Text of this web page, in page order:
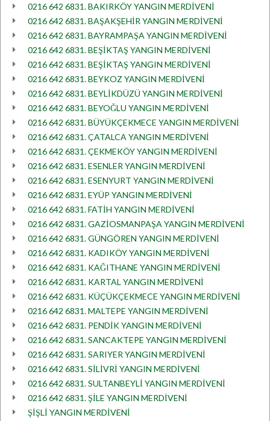
0216 642 6831. BAKIRKÖY YANGIN MERDİVENİ
0216 642 6831. BAŞAKŞEHİR YANGIN MERDİVENİ
0216 642 6831. BAYRAMPAŞA YANGIN MERDİVENİ
0216 642 6831. BEŞİKTAŞ YANGIN MERDİVENİ
0216 642 6831. BEŞİKTAŞ YANGIN MERDİVENİ
0216 642 6831. BEYKOZ YANGIN MERDİVENİ
0216 642 6831. BEYLİKDÜZÜ YANGIN MERDİVENİ
0216 642 6831. BEYOĞLU YANGIN MERDİVENİ
0216 642 6831. BÜYÜKÇEKMECE YANGIN MERDİVENİ
0216 642 6831. ÇATALCA YANGIN MERDİVENİ
0216 642 6831. ÇEKMEKÖY YANGIN MERDİVENİ
0216 642 6831. ESENLER YANGIN MERDİVENİ
0216 642 6831. ESENYURT YANGIN MERDİVENİ
0216 642 6831. EYÜP YANGIN MERDİVENİ
0216 642 6831. FATİH YANGIN MERDİVENİ
0216 642 6831. GAZİOSMANPAŞA YANGIN MERDİVENİ
0216 642 6831. GÜNGÖREN YANGIN MERDİVENİ
0216 642 6831. KADIKÖY YANGIN MERDİVENİ
0216 642 6831. KAĞITHANE YANGIN MERDİVENİ
0216 642 6831. KARTAL YANGIN MERDİVENİ
0216 642 6831. KÜÇÜKÇEKMECE YANGIN MERDİVENİ
0216 642 6831. MALTEPE YANGIN MERDİVENİ
0216 642 6831. PENDİK YANGIN MERDİVENİ
0216 642 6831. SANCAKTEPE YANGIN MERDİVENİ
0216 642 6831. SARIYER YANGIN MERDİVENİ
0216 642 6831. SİLİVRİ YANGIN MERDİVENİ
0216 642 6831. SULTANBEYLİ YANGIN MERDİVENİ
0216 642 6831. ŞİLE YANGIN MERDİVENİ
ŞİŞLİ YANGIN MERDİVENİ